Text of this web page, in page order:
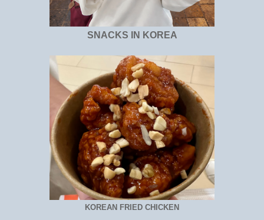
SNACKS IN KOREA
KOREAN FRIED CHICKEN